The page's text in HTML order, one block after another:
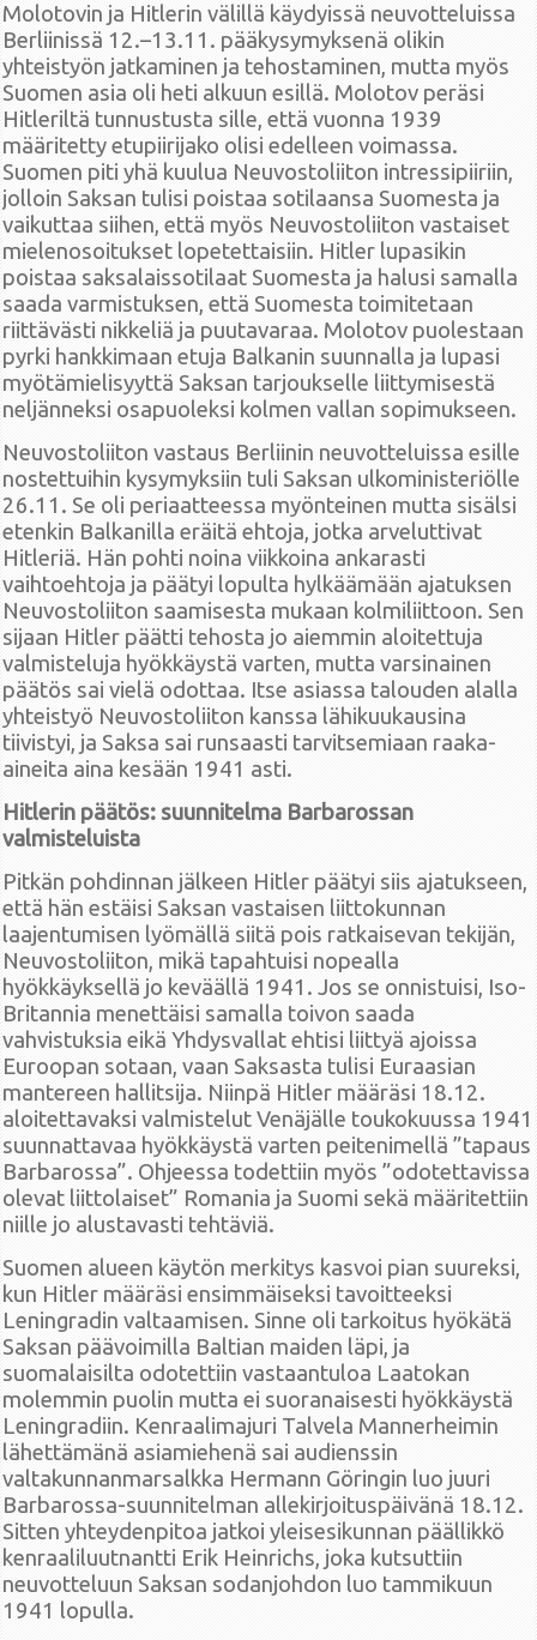
Molotovin ja Hitlerin välillä käydyissä neuvotteluissa
Berliinissä 12.–13.11. pääkysymyksenä olikin
yhteistyön jatkaminen ja tehostaminen, mutta myös
Suomen asia oli heti alkuun esillä. Molotov peräsi
Hitleriltä tunnustusta sille, että vuonna 1939
määritetty etupiirijako olisi edelleen voimassa.
Suomen piti yhä kuulua Neuvostoliiton intressipiiriin,
jolloin Saksan tulisi poistaa sotilaansa Suomesta ja
vaikuttaa siihen, että myös Neuvostoliiton vastaiset
mielenosoitukset lopetettaisiin. Hitler lupasikin
poistaa saksalaissotilaat Suomesta ja halusi samalla
saada varmistuksen, että Suomesta toimitetaan
riittävästi nikkeliä ja puutavaraa. Molotov puolestaan
pyrki hankkimaan etuja Balkanin suunnalla ja lupasi
myötämielisyyttä Saksan tarjoukselle liittymisestä
neljänneksi osapuoleksi kolmen vallan sopimukseen.
Neuvostoliiton vastaus Berliinin neuvotteluissa esille
nostettuihin kysymyksiin tuli Saksan ulkoministeriölle
26.11. Se oli periaatteessa myönteinen mutta sisälsi
etenkin Balkanilla eräitä ehtoja, jotka arveluttivat
Hitleriä. Hän pohti noina viikkoina ankarasti
vaihtoehtoja ja päätyi lopulta hylkäämään ajatuksen
Neuvostoliiton saamisesta mukaan kolmiliittoon. Sen
sijaan Hitler päätti tehosta jo aiemmin aloitettuja
valmisteluja hyökkäystä varten, mutta varsinainen
päätös sai vielä odottaa. Itse asiassa talouden alalla
yhteistyö Neuvostoliiton kanssa lähikuukausina
tiivistyi, ja Saksa sai runsaasti tarvitsemiaan raaka-
aineita aina kesään 1941 asti.
Hitlerin päätös: suunnitelma Barbarossan
valmisteluista
Pitkän pohdinnan jälkeen Hitler päätyi siis ajatukseen,
että hän estäisi Saksan vastaisen liittokunnan
laajentumisen lyömällä siitä pois ratkaisevan tekijän,
Neuvostoliiton, mikä tapahtuisi nopealla
hyökkäyksellä jo keväällä 1941. Jos se onnistuisi, Iso-
Britannia menettäisi samalla toivon saada
vahvistuksia eikä Yhdysvallat ehtisi liittyä ajoissa
Euroopan sotaan, vaan Saksasta tulisi Euraasian
mantereen hallitsija. Niinpä Hitler määräsi 18.12.
aloitettavaksi valmistelut Venäjälle toukokuussa 1941
suunnattavaa hyökkäystä varten peitenimellä ”tapaus
Barbarossa”. Ohjeessa todettiin myös ”odotettavissa
olevat liittolaiset” Romania ja Suomi sekä määritettiin
niille jo alustavasti tehtäviä.
Suomen alueen käytön merkitys kasvoi pian suureksi,
kun Hitler määräsi ensimmäiseksi tavoitteeksi
Leningradin valtaamisen. Sinne oli tarkoitus hyökätä
Saksan päävoimilla Baltian maiden läpi, ja
suomalaisilta odotettiin vastaantuloa Laatokan
molemmin puolin mutta ei suoranaisesti hyökkäystä
Leningradiin. Kenraalimajuri Talvela Mannerheimin
lähettämänä asiamiehenä sai audienssin
valtakunnanmarsalkka Hermann Göringin luo juuri
Barbarossa-suunnitelman allekirjoituspäivänä 18.12.
Sitten yhteydenpitoa jatkoi yleisesikunnan päällikkö
kenraaliluutnantti Erik Heinrichs, joka kutsuttiin
neuvotteluun Saksan sodanjohdon luo tammikuun
1941 lopulla.